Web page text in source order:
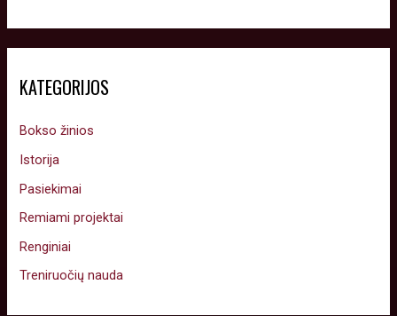
KATEGORIJOS
Bokso žinios
Istorija
Pasiekimai
Remiami projektai
Renginiai
Treniruočių nauda